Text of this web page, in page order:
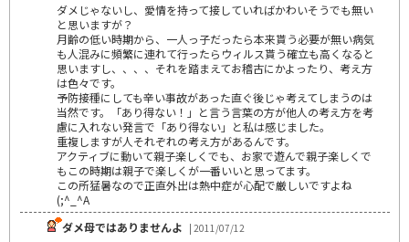
ダメじゃないし、愛情を持って接していればかわいそうでも無い
と思いますが？
月齢の低い時期から、一人っ子だったら本来貰う必要が無い病気
も人混みに頻繁に連れて行ったらウィルス貰う確立も高くなると
思いますし、、、、それを踏まえてお稽古にかよったり、考え方
は色々です。
予防接種にしても辛い事故があった直ぐ後じゃ考えてしまうのは
当然です。「あり得ない！」と言う言葉の方が他人の考え方を考
慮に入れない発言で「あり得ない」と私は感じました。
重複しますが人それぞれの考え方があるんです。
アクティブに動いて親子楽しくでも、お家で遊んで親子楽しくで
もこの時期は親子で楽しくが一番いいと思ってます。
この所猛暑なので正直外出は熱中症が心配で厳しいですよね
(;^_^A
ダメ母ではありませんよ | 2011/07/12